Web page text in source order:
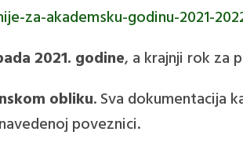
za-akademsku-godinu-2021-
2021. godine, a krajnji rok za
obliku. Sva dokumentacija
poveznici.